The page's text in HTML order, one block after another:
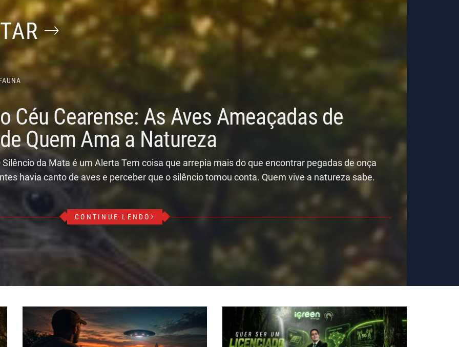
Céu Cearense: As Aves Ameaçadas de
Quem Ama a Natureza
da Mata é um Alerta Tem coisa que arrepia mais do que encontrar pegadas de onça
havia canto de aves e perceber que o silêncio tomou conta. Quem vive a natureza sabe.
CONTINUE LENDO